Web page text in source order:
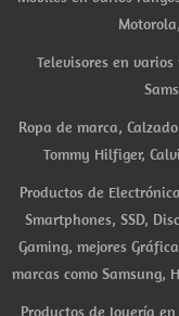
Televisores en
Ropa de marca,
Tommy Hilfiger,
Productos de
Smartphones, SSD,
Gaming, mejores
marcas como Samsung,
Productos de Joyería